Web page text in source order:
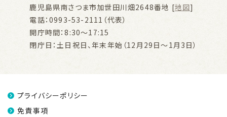
鹿児島県南さつま市加世田川畑2648番地 [地図]
電話：0993-53-2111（代表）
開庁時間：8:30～17:15
閉庁日：土日祝日、年末年始（12月29日～1月3日）
プライバシーポリシー
免責事項